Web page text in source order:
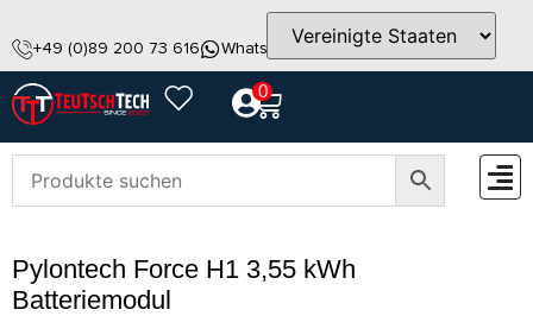
+49 (0)89 200 73 616 WhatsApp info@teutschtech.com
0
Pylontech Force H1 3,55 kWh
Batteriemodul